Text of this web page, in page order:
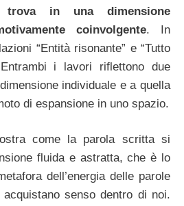
in una dimensione
coinvolgente. In
“Entità risonante” e “Tutto
i lavori riflettono due
individuale e a quella
di espansione in uno spazio.
come la parola scritta si
fluida e astratta, che è lo
dell’energia delle parole
senso dentro di noi.